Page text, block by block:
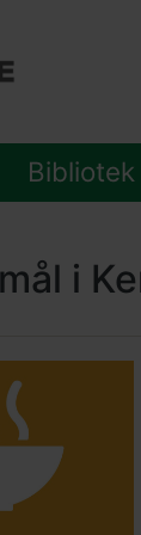
Bibliotek
i